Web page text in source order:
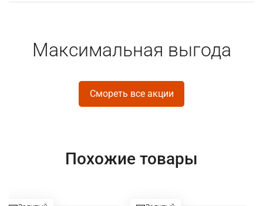
Максимальная выгода
Смореть все акции
Похожие товары